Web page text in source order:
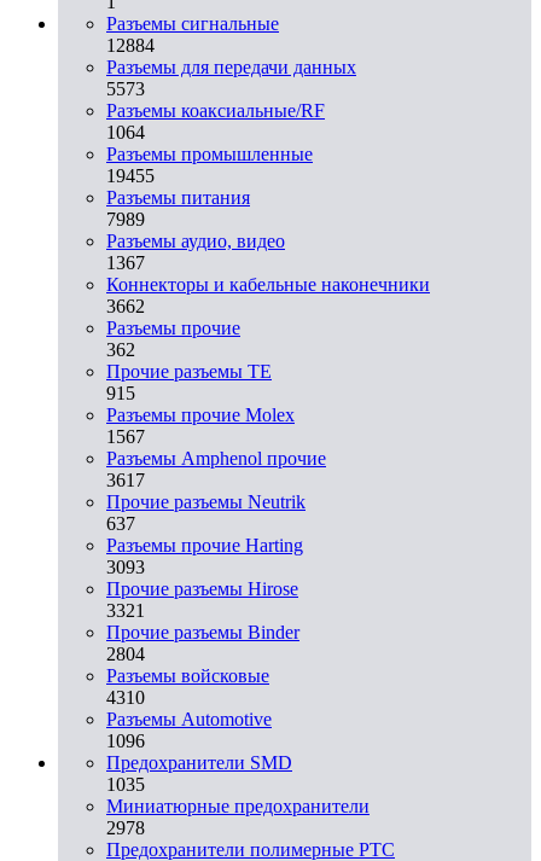
Разъeмы сигнальные
12884
Разъeмы для передачи данных
5573
Разъeмы коаксиальные/RF
1064
Разъeмы промышленные
19455
Разъeмы питания
7989
Разъeмы аудио, видео
1367
Коннекторы и кабельные наконечники
3662
Разъeмы прочие
362
Прочие разъемы TE
915
Разъемы прочие Molex
1567
Разъемы Amphenol прочие
3617
Прочие разъемы Neutrik
637
Разъемы прочие Harting
3093
Прочие разъемы Hirose
3321
Прочие разъемы Binder
2804
Разъемы войсковые
4310
Разъeмы Automotive
1096
Предохранители SMD
1035
Миниатюрные предохранители
2978
Предохранители полимерные PTC